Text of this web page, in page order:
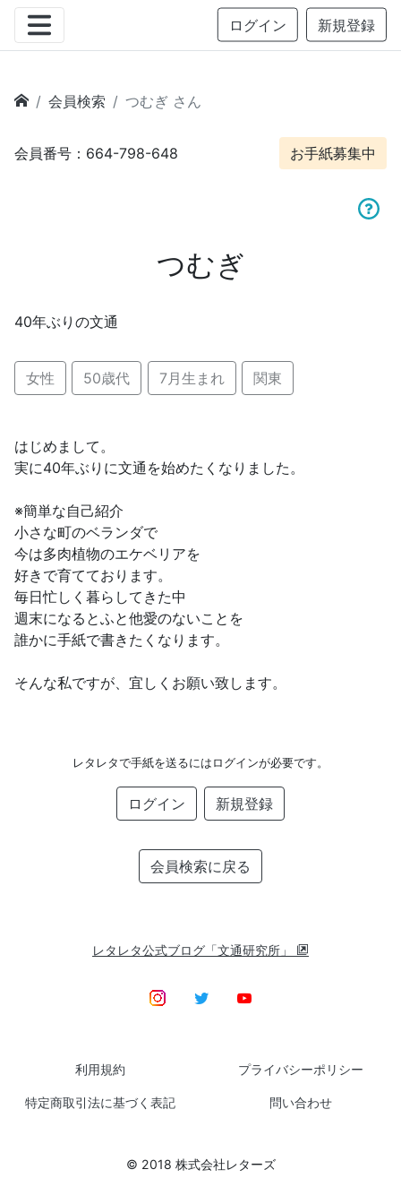
ログイン 新規登録
会員検索 つむぎ さん
会員番号：664-798-648 お手紙募集中
つむぎ
40年ぶりの文通
女性 50歳代 7月生まれ 関東
はじめまして。
実に40年ぶりに文通を始めたくなりました。
※簡単な自己紹介
小さな町のベランダで
今は多肉植物のエケベリアを
好きで育てております。
毎日忙しく暮らしてきた中
週末になるとふと他愛のないことを
誰かに手紙で書きたくなります。
そんな私ですが、宜しくお願い致します。
レタレタで手紙を送るにはログインが必要です。
ログイン 新規登録
会員検索に戻る
レタレタ公式ブログ「文通研究所」
利用規約 プライバシーポリシー
特定商取引法に基づく表記 問い合わせ
© 2018 株式会社レターズ